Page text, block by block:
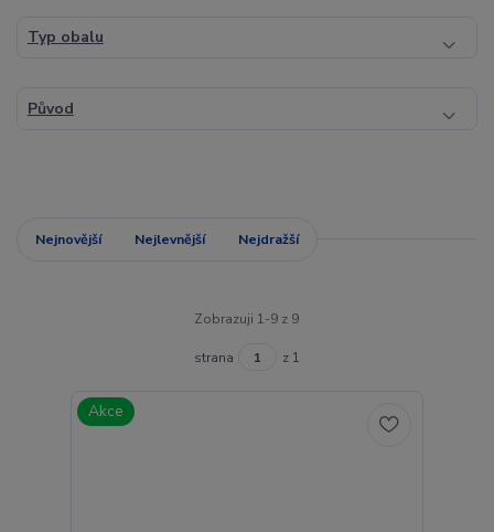
Typ obalu
Původ
Nejnovější Nejlevnější Nejdražší
Zobrazuji 1-9 z 9
strana z 1
Akce